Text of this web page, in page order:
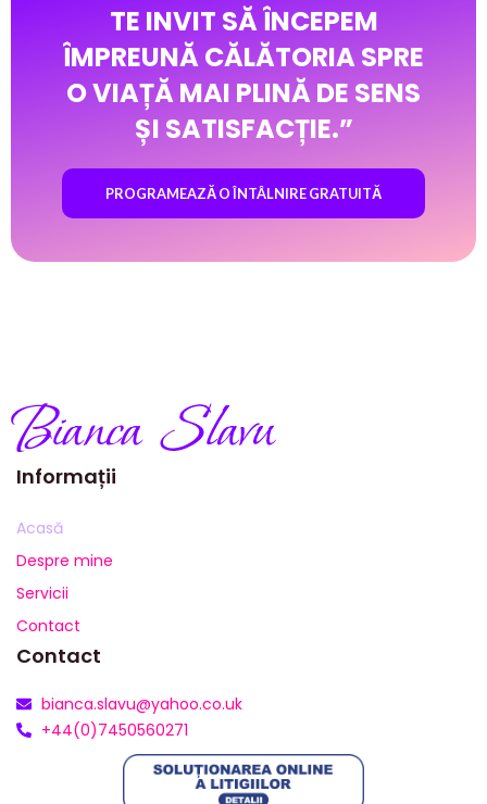
TE INVIT SĂ ÎNCEPEM
ÎMPREUNĂ CĂLĂTORIA SPRE
O VIAȚĂ MAI PLINĂ DE SENS
ȘI SATISFACȚIE.”
PROGRAMEAZĂ O ÎNTÂLNIRE GRATUITĂ
Informații
Acasă
Despre mine
Servicii
Contact
Contact
bianca.slavu@yahoo.co.uk
+44(0)7450560271